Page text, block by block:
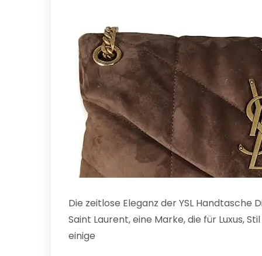
Die zeitlose Eleganz der YSL Handtasche
Saint Laurent, eine Marke, die für Luxus,
einige